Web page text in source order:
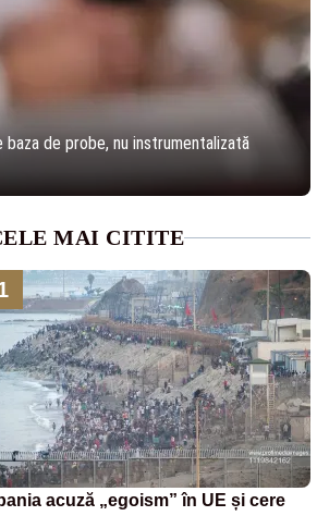
de probe, nu instrumentalizată
MAI CITITE
acuză „egoism” în UE și cere